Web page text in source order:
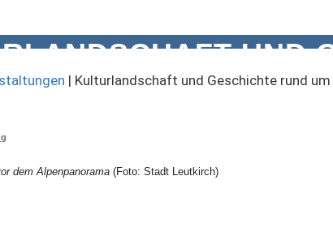
UND
| Kulturlandschaft und Geschichte rund
dem Alpenpanorama (Foto: Stadt Leutkirch)